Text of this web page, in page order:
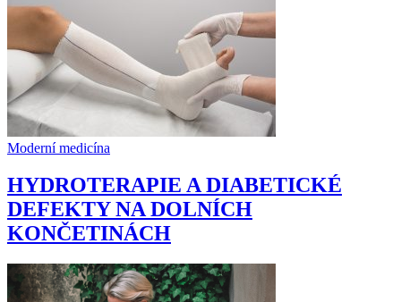
Moderní medicína
HYDROTERAPIE A DIABETICKÉ
DEFEKTY NA DOLNÍCH
KONČETINÁCH